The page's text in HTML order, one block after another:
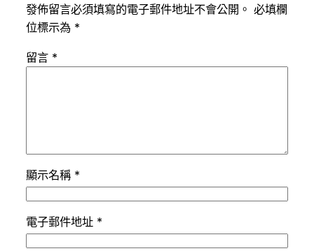
發佈留言必須填寫的電子郵件地址不會公開。 必填欄
位標示為 *
留言 *
顯示名稱 *
電子郵件地址 *